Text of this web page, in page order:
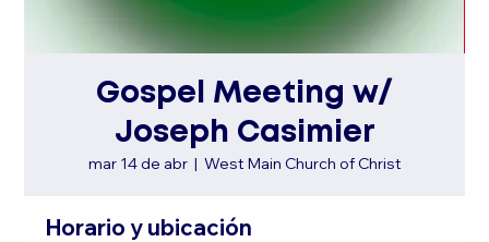
Gospel Meeting w/
Joseph Casimier
mar 14 de abr
  |
West Main Church of Christ
Horario y ubicación